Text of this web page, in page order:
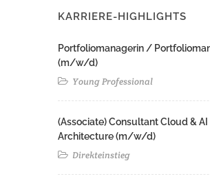
KARRIERE-HIGHLIGHTS
Portfoliomanagerin /
(m/w/d)
Young Professional
(Associate) Consultant Cloud & AI
Architecture (m/w/d)​ ​
Direkteinstieg